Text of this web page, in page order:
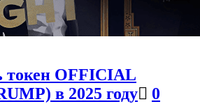
токен OFFICIAL
в 2025 году
0